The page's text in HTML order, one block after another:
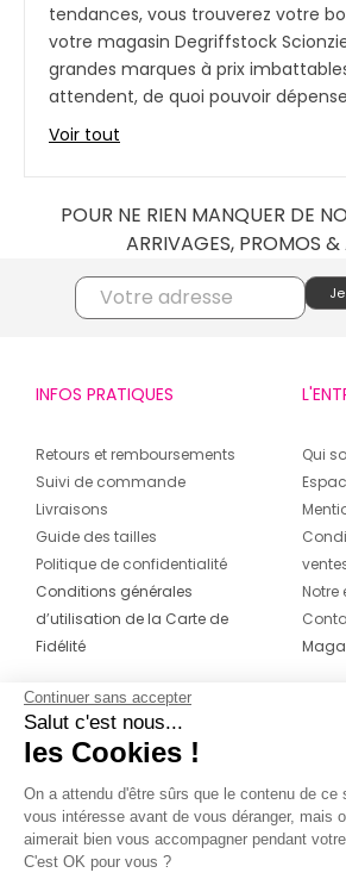
tendances, vous trouverez votre
votre magasin Degriffstock
grandes marques à prix
attendent, de quoi pouvoir
!
l’expérience des grandes marques
raisonnables grâce à notre offre
Une envie spéciale, un look
changement de garde-robe ?
ses marques exclusives.
Votre magasin de déstockage de
marques à Scionzier s’engage à
meilleur service aux meilleurs prix
Degriffstock Scionzier vous
facile et parking gratuit.
Voir tout
POUR NE RIEN MANQUER DE
ARRIVAGES, PROMOS &
INFOS PRATIQUES
Retours et remboursements
Suivi de commande
Livraisons
Guide des tailles
Politique de confidentialité
Conditions générales
d’utilisation de la Carte de
Fidélité
Qui
Notre
CONTACT
04 42 20 78 42
Du lundi au jeudi de 8h30 à 16h30 & le
vendredi de 8h30 à 15h30
Continuer sans accepter
Salut c'est nous...
les Cookies !
On a attendu d'être sûrs que le contenu de ce
vous intéresse avant de vous déranger, mais
aimerait bien vous accompagner pendant votre
C'est OK pour vous ?